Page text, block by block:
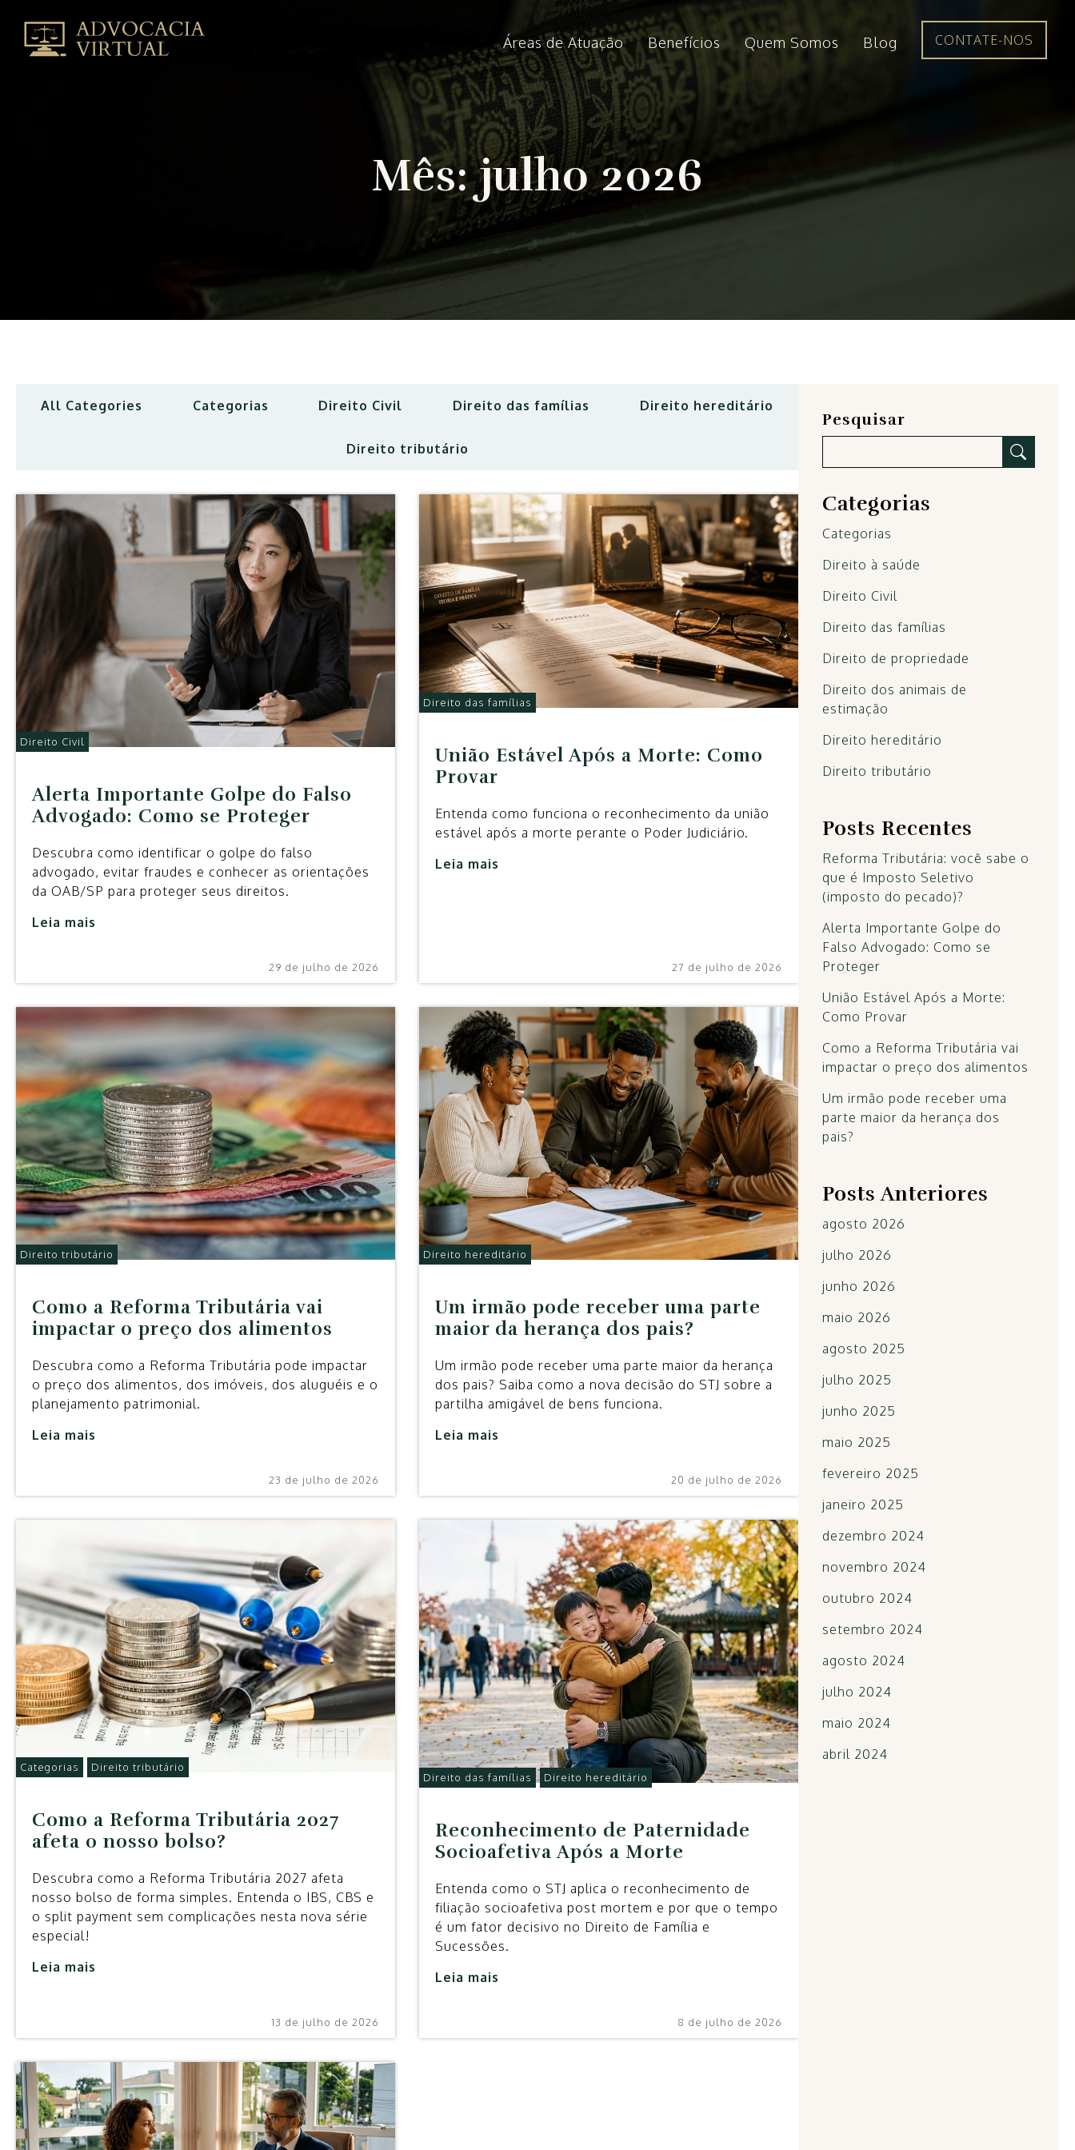
2026
Áreas de Atuação Benefícios Quem Somos Blog CONTATE-NOS
Mês:julho 2026
All Categories Categorias Direito Civil Direito das famílias Direito hereditário
Direito tributário
Direito Civil
Alerta Importante Golpe do Falso
Advogado: Como se Proteger
Descubra como identificar o golpe do falso
advogado, evitar fraudes e conhecer as orientações
da OAB/SP para proteger seus direitos.
Leia mais
29 de julho de 2026
Direito das famílias
União Estável Após a Morte: Como
Provar
Entenda como funciona o reconhecimento da união
estável após a morte perante o Poder Judiciário.
Leia mais
27 de julho de 2026
Direito tributário
Como a Reforma Tributária vai
impactar o preço dos alimentos
Descubra como a Reforma Tributária pode impactar
o preço dos alimentos, dos imóveis, dos aluguéis e o
planejamento patrimonial.
Leia mais
23 de julho de 2026
Direito hereditário
Um irmão pode receber uma parte
maior da herança dos pais?
Um irmão pode receber uma parte maior da herança
dos pais? Saiba como a nova decisão do STJ sobre a
partilha amigável de bens funciona.
Leia mais
20 de julho de 2026
Categorias Direito tributário
Como a Reforma Tributária 2027
afeta o nosso bolso?
Descubra como a Reforma Tributária 2027 afeta
nosso bolso de forma simples. Entenda o IBS, CBS e
o split payment sem complicações nesta nova série
especial!
Leia mais
13 de julho de 2026
Direito das famílias Direito hereditário
Reconhecimento de Paternidade
Socioafetiva Após a Morte
Entenda como o STJ aplica o reconhecimento de
filiação socioafetiva post mortem e por que o tempo
é um fator decisivo no Direito de Família e
Sucessões.
Leia mais
8 de julho de 2026
Pesquisar
Categorias
Categorias
Direito à saúde
Direito Civil
Direito das famílias
Direito de propriedade
Direito dos animais de
estimação
Direito hereditário
Direito tributário
Posts Recentes
Reforma Tributária: você sabe o
que é Imposto Seletivo
(imposto do pecado)?
Alerta Importante Golpe do
Falso Advogado: Como se
Proteger
União Estável Após a Morte:
Como Provar
Como a Reforma Tributária vai
impactar o preço dos alimentos
Um irmão pode receber uma
parte maior da herança dos
pais?
Posts Anteriores
agosto 2026
julho 2026
junho 2026
maio 2026
agosto 2025
julho 2025
junho 2025
maio 2025
fevereiro 2025
janeiro 2025
dezembro 2024
novembro 2024
outubro 2024
setembro 2024
agosto 2024
julho 2024
maio 2024
abril 2024